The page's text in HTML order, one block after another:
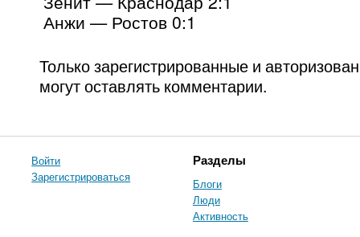
Анжи — Ростов 0:1
Только зарегистрированные и
могут оставлять комментарии.
Войти
Зарегистрироваться
Разделы
Блоги
Люди
Активность